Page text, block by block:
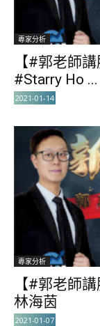
專家分析
【#郭老師
#Starry Ho ...
2021-01-14
專家分析
【#郭老師
林海茵
2021-01-07